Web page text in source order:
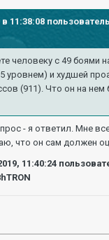
в 11:38:08 пользователь
человеку с 49 боями
уровнем) и худшей
(911). Что он на нем
- я ответил. Мне
что он сам должен
11:40:24